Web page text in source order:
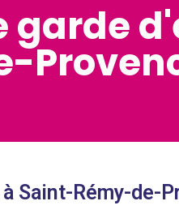
garde
Saint-Rémy-de-